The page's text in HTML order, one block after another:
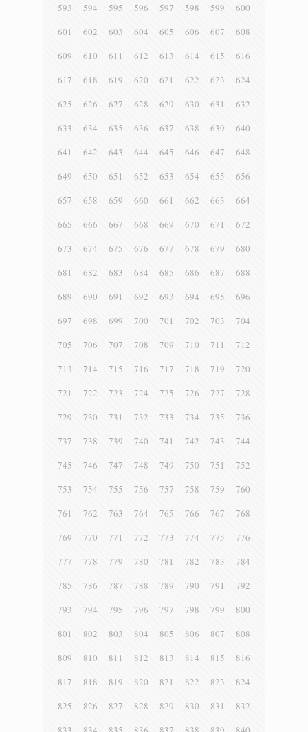
593
594 595 596 597 598 599
600
601
602 603 604 605 606 607
608
609
610 611 612 613 614 615
616
617
618 619 620 621 622 623
624
625
626 627 628 629 630 631
632
633
634 635 636 637 638 639
640
641
642 643 644 645 646 647
648
649
650 651 652 653 654 655
656
657
658 659 660 661 662 663
664
665
666 667 668 669 670 671
672
673
674 675 676 677 678 679
680
681
682 683 684 685 686 687
688
689
690 691 692 693 694 695
696
697
698 699 700 701 702 703
704
705
706 707 708 709 710 711
712
713
714 715 716 717 718 719
720
721
722 723 724 725 726 727
728
729
730 731 732 733 734 735
736
737
738 739 740 741 742 743
744
745
746 747 748 749 750 751
752
753
754 755 756 757 758 759
760
761
762 763 764 765 766 767
768
769
770 771 772 773 774 775
776
777
778 779 780 781 782 783
784
785
786 787 788 789 790 791
792
793
794 795 796 797 798 799
800
801
802 803 804 805 806 807
808
809
810 811 812 813 814 815
816
817
818 819 820 821 822 823
824
825
826 827 828 829 830 831
832